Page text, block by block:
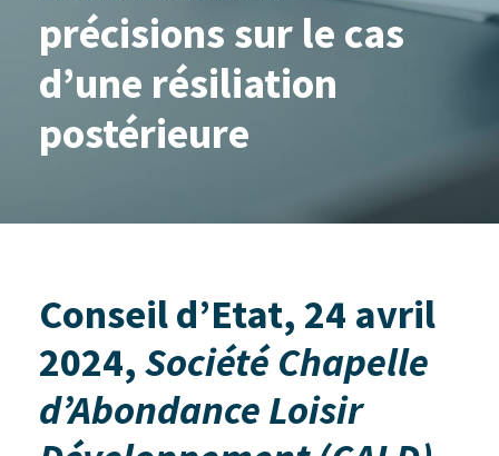
précisions sur le cas
d’une résiliation
postérieure
Conseil d’Etat, 24 avril
2024, Société Chapelle
d’Abondance Loisir